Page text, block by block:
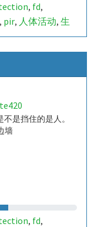
, fd,
, pir, 人体活动, 生
室内,indoor,
quality,ilq,
是挡住的是人。
墙
, fd,